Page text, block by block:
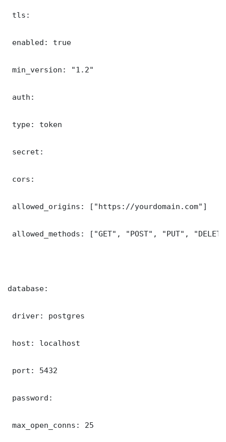
tls:
enabled: true
min_version: "1.2"
auth:
type: token
secret:
cors:
allowed_origins: ["https://yourdomain.com"]
allowed_methods: ["GET", "POST", "PUT",
database:
driver: postgres
host: localhost
port: 5432
password:
max_open_conns: 25